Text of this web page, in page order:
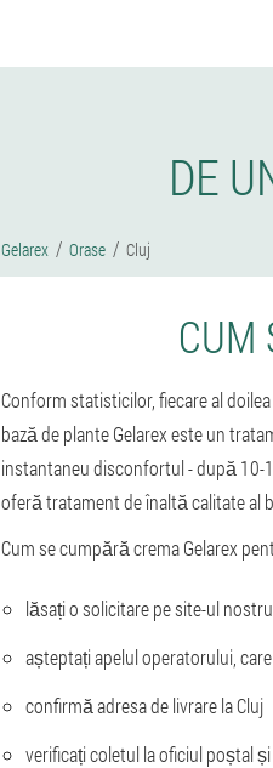
DE
Gelarex Orase Cluj
CUM
Conform statisticilor, fiecare al
bază de plante Gelarex este un
instantaneu disconfortul - după 10-
oferă tratament de înaltă calitate al
Cum se cumpără crema Gelarex
lăsați o solicitare pe site-ul
așteptați apelul operatorului,
confirmă adresa de livrare la Cluj
verificați coletul la oficiul poștal